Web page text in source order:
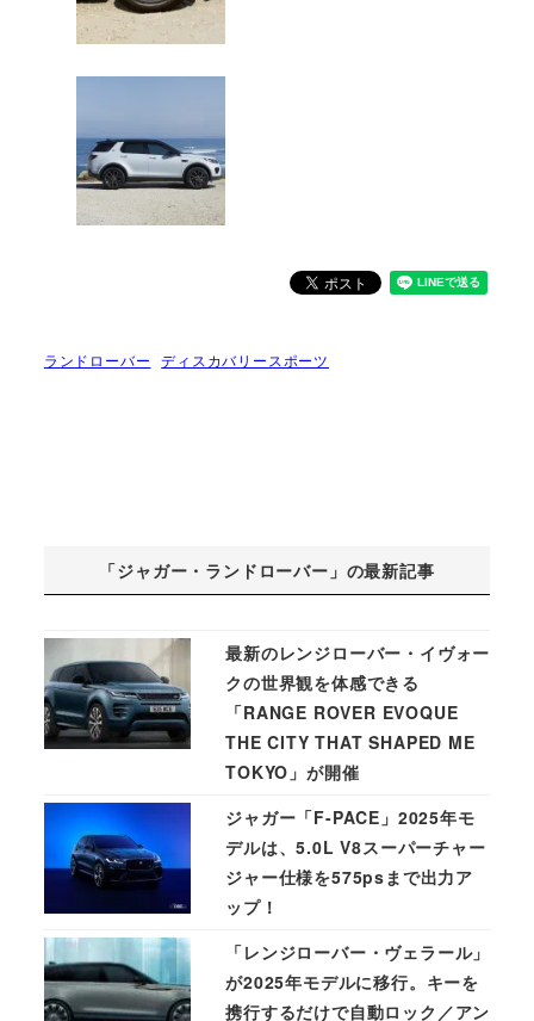
ランドローバー ディスカバリースポーツ
「ジャガー・ランドローバー」の最新記事
最新のレンジローバー・イヴォー
クの世界観を体感できる
「RANGE ROVER EVOQUE
THE CITY THAT SHAPED ME
TOKYO」が開催
ジャガー「F-PACE」2025年モ
デルは、5.0L V8スーパーチャー
ジャー仕様を575psまで出力ア
ップ！
「レンジローバー・ヴェラール」
が2025年モデルに移行。キーを
携行するだけで自動ロック／アン